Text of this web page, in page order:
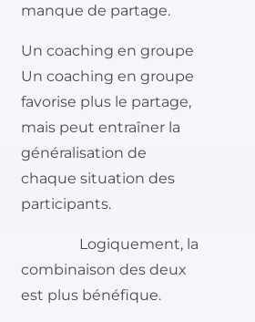
manque de partage.
Un coaching en groupe
Un coaching en groupe
favorise plus le partage,
mais peut entraîner la
généralisation de
chaque situation des
participants.
Logiquement, la
combinaison des deux
est plus bénéfique.